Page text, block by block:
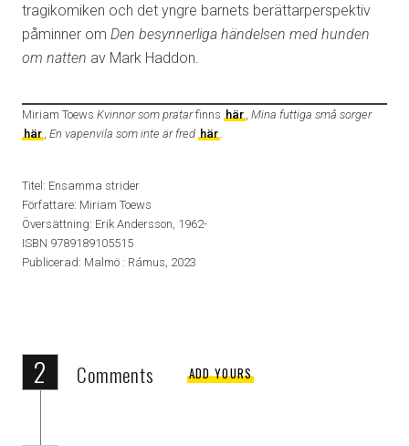
tragikomiken och det yngre barnets berättarperspektiv
påminner om Den besynnerliga händelsen med hunden
om natten av Mark Haddon.
Miriam Toews Kvinnor som pratarfinns här Mina futtiga små sorger
här En vapenvila som inte är fred här
Titel: Ensamma strider
Författare: Miriam Toews
Översättning: Erik Andersson, 1962-
ISBN 9789189105515
Publicerad: Malmö : Rámus, 2023
2 Comments ADD YOURS